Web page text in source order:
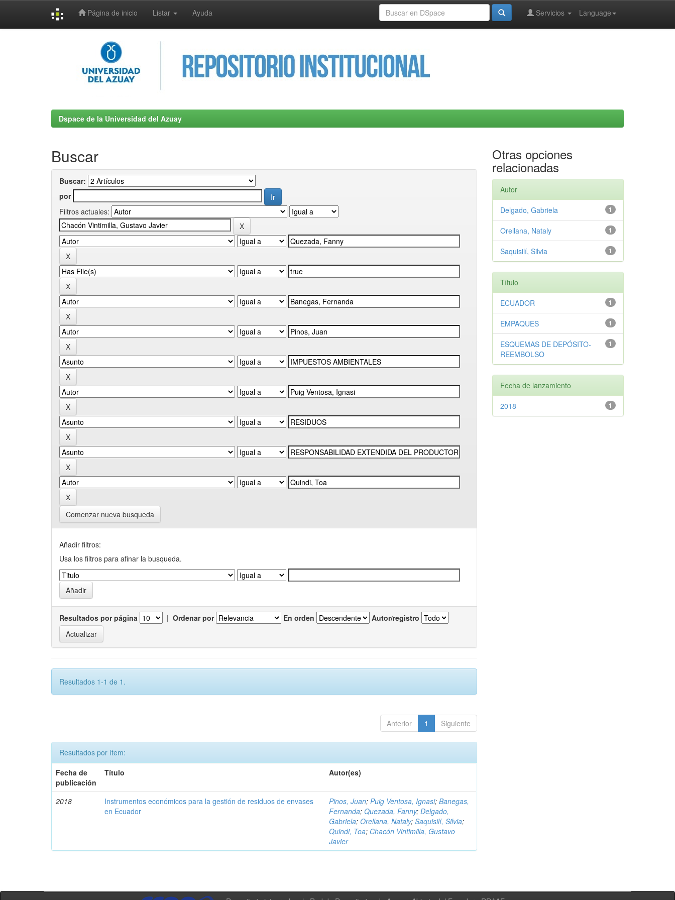
Página de inicio Listar Ayuda Language
Servicios
Dspace de la Universidad del Azuay
Buscar
Buscar:
por
Filtros actuales:
Comenzar nueva busqueda
Añadir filtros:
Usa los filtros para afinar la busqueda.
Resultados por página | Ordenar por En orden Autor/registro
Resultados 1-1 de 1.
Anterior 1 Siguiente
Resultados por ítem:
Fecha de
publicación
Título Autor(es)
2018
Instrumentos económicos para la gestión de residuos de envases
en Ecuador
Pinos, Juan;Puig Ventosa, Ignasi;Banegas,
Fernanda;Quezada, Fanny;Delgado,
Gabriela;Orellana, Nataly;Saquisilí, Silvia;
Quindi, Toa; Chacón Vintimilla, Gustavo
Javier
Otras opciones
relacionadas
Autor
1
Delgado, Gabriela
1
Orellana, Nataly
1
Saquisilí, Silvia
Título
1
ECUADOR
1
EMPAQUES
1
ESQUEMAS DE DEPÓSITO-
REEMBOLSO
Fecha de lanzamiento
1
2018